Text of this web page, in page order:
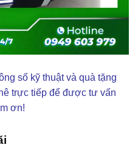
số kỹ thuật và quà tặng
trực tiếp để được tư vấn
ơn!